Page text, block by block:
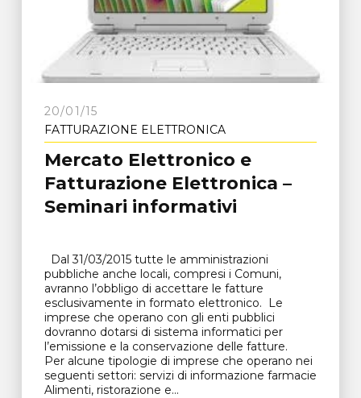
20/01/15
FATTURAZIONE ELETTRONICA
Mercato Elettronico e
Fatturazione Elettronica –
Seminari informativi
Dal 31/03/2015 tutte le amministrazioni
pubbliche anche locali, compresi i Comuni,
avranno l’obbligo di accettare le fatture
esclusivamente in formato elettronico. Le
imprese che operano con gli enti pubblici
dovranno dotarsi di sistema informatici per
l’emissione e la conservazione delle fatture.
Per alcune tipologie di imprese che operano nei
seguenti settori: servizi di informazione farmacie
Alimenti, ristorazione e...